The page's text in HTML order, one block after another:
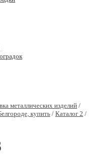
металлических изделий /
купить / Каталог 2 /